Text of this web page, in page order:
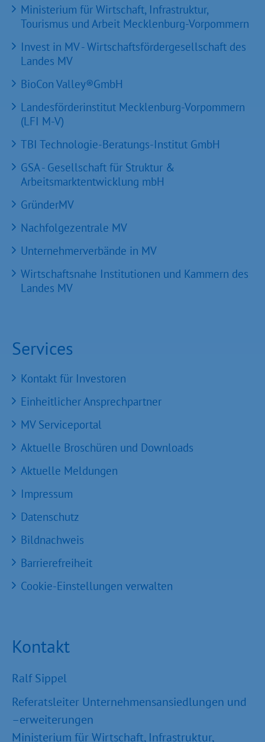
Ministerium für Wirtschaft, Infrastruktur,
Tourismus und Arbeit Mecklenburg-Vorpommern
Invest in MV - Wirtschaftsfördergesellschaft des
Landes MV
BioCon Valley®GmbH
Landesförderinstitut Mecklenburg-Vorpommern
(LFI M-V)
TBI Technologie-Beratungs-Institut GmbH
GSA - Gesellschaft für Struktur &
Arbeitsmarktentwicklung mbH
GründerMV
Nachfolgezentrale MV
Unternehmerverbände in MV
Wirtschaftsnahe Institutionen und Kammern des
Landes MV
Services
Kontakt für Investoren
Einheitlicher Ansprechpartner
MV Serviceportal
Aktuelle Broschüren und Downloads
Aktuelle Meldungen
Impressum
Datenschutz
Bildnachweis
Barrierefreiheit
Cookie-Einstellungen verwalten
Kontakt
Ralf Sippel
Referatsleiter Unternehmensansiedlungen und
–erweiterungen
Ministerium für Wirtschaft, Infrastruktur,